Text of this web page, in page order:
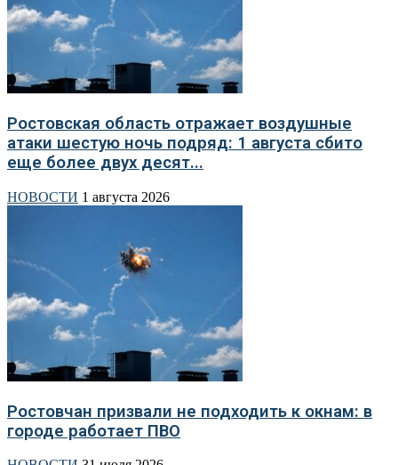
Ростовская область отражает воздушные
атаки шестую ночь подряд: 1 августа сбито
еще более двух десят...
НОВОСТИ 1 августа 2026
Ростовчан призвали не подходить к окнам: в
городе работает ПВО